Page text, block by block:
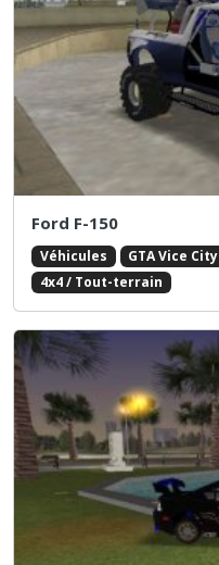
Ford F-150
Véhicules GTA Vice City
4x4 / Tout-terrain